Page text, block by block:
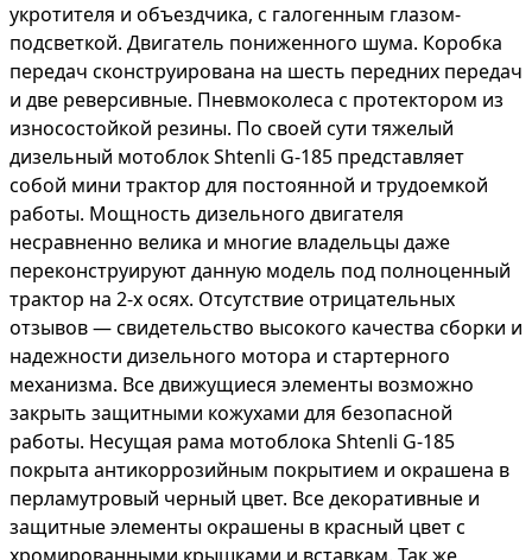
укротителя и объездчика, с галогенным глазом-
подсветкой. Двигатель пониженного шума. Коробка
передач сконструирована на шесть передних передач
и две реверсивные. Пневмоколеса с протектором из
износостойкой резины. По своей сути тяжелый
дизельный мотоблок Shtenli G-185 представляет
собой мини трактор для постоянной и трудоемкой
работы. Мощность дизельного двигателя
несравненно велика и многие владельцы даже
переконструируют данную модель под полноценный
трактор на 2-х осях. Отсутствие отрицательных
отзывов ― свидетельство высокого качества сборки и
надежности дизельного мотора и стартерного
механизма. Все движущиеся элементы возможно
закрыть защитными кожухами для безопасной
работы. Несущая рама мотоблока Shtenli G-185
покрыта антикоррозийным покрытием и окрашена в
перламутровый черный цвет. Все декоративные и
защитные элементы окрашены в красный цвет с